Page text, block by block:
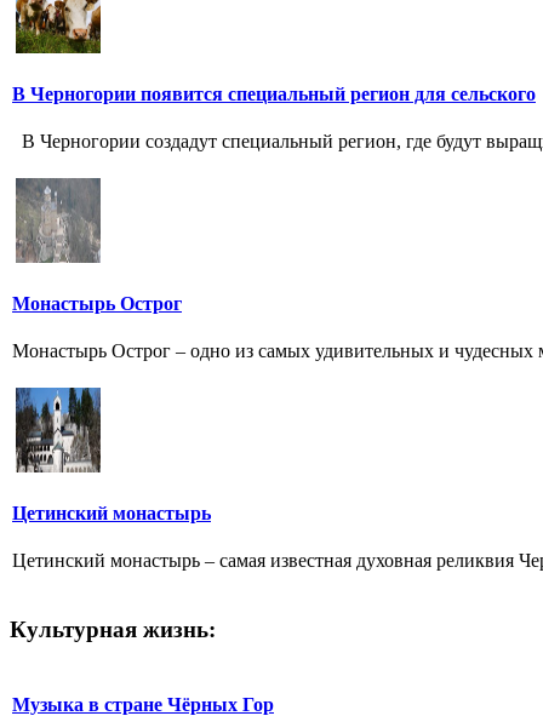
В Черногории появится специальный регион для сельского
В Черногории создадут специальный регион, где будут
Монастырь Острог
Монастырь Острог – одно из самых удивительных и
Цетинский монастырь
Цетинский монастырь – самая известная духовная реликвия
Культурная жизнь:
Музыка в стране Чёрных Гор